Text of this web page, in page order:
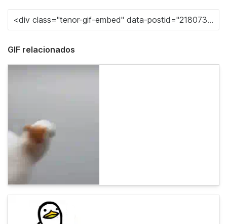
GIF relacionados